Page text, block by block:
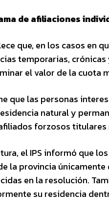
de afiliaciones
que, en los casos en
temporarias,
el valor de la cuota
que las personas
natural y
forzosos titulares
el IPS informó que
la provincia
en la resolución.
su residencia